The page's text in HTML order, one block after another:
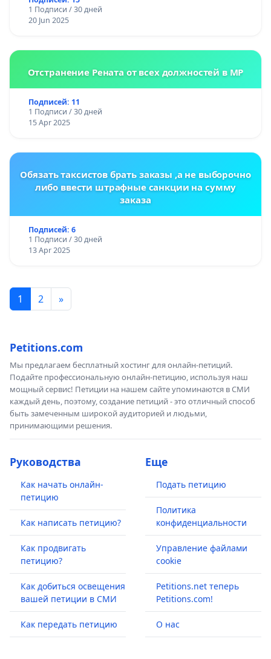
1 Подписи / 30 дней
20 Jun 2025
Отстранение Рената от всех должностей в МР
Подписей: 11
1 Подписи / 30 дней
15 Apr 2025
Обязать таксистов брать заказы ,а не выборочно
либо ввести штрафные санкции на сумму
заказа
Подписей: 6
1 Подписи / 30 дней
13 Apr 2025
1 2 »
Petitions.com
Мы предлагаем бесплатный хостинг для онлайн-петиций.
Подайте профессиональную онлайн-петицию, используя наш
мощный сервис! Петиции на нашем сайте упоминаются в СМИ
каждый день, поэтому, создание петиций - это отличный способ
быть замеченным широкой аудиторией и людьми,
принимающими решения.
Руководства
Как начать онлайн-
петицию
Как написать петицию?
Как продвигать
петицию?
Как добиться освещения
вашей петиции в СМИ
Как передать петицию
Еще
Подать петицию
Политика
конфиденциальности
Управление файлами
cookie
Petitions.net теперь
Petitions.com!
О нас